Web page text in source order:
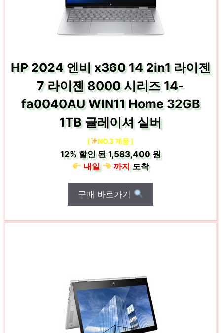
HP 2024 엔비 x360 14 2in1 라이젠
7 라이젠 8000 시리즈 14-
fa0040AU WIN11 Home 32GB
1TB 글레이셔 실버
[ NO.3 제품 ]
12% 할인 된1,583,400 원
내일
까지도착
구매 바로가기